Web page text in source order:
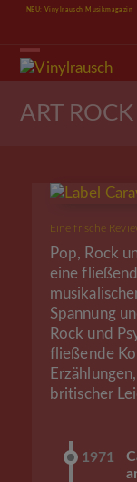
Skip
content
NEU: Vinylrausch Musikmagazin
Open
mobile
menu
Close
mobile
menu
ART ROCK
Eine frische
Pop, Rock
eine
Spannung
Rock und
fließende
britischer
1971